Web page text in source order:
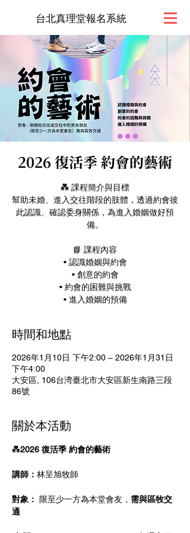
台北真理堂報名系統
2026 復活季 約會的藝術
💑 課程簡介與目標
幫助未婚、進入交往階段的肢體，透過約會彼
此認識、確認委身關係，為進入婚姻做好預
備。
📘 課程內容
• 認識婚姻與約會
• 創意的約會
• 約會的困難與挑戰
• 進入婚姻的預備
時間和地點
2026年1月10日 下午2:00 – 2026年1月31日
下午4:00
大安區, 106台湾臺北市大安區新生南路三段
86號
關於本活動
💑2026 復活季 約會的藝術
講師： 林呈旭牧師
對象： 限至少一方為本堂會友， 需與區牧交
通